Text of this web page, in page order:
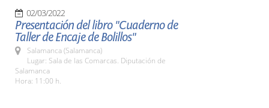
02/03/2022
Presentación del libro "Cuaderno de
Taller de Encaje de Bolillos"
Salamanca (Salamanca)
Lugar: Sala de las Comarcas. Diputación de
Salamanca
Hora: 11:00 h.